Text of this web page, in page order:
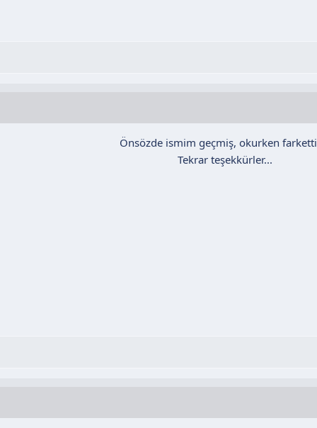
Önsözde ismim geçmiş, okurken
Tekrar teşekkürler...